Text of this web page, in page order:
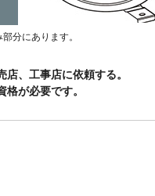
分にあります。
、工事店に依頼する。
が必要です。